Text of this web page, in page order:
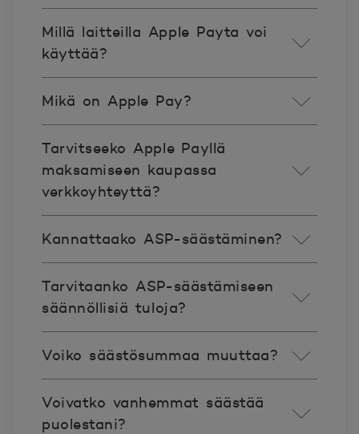
Millä laitteilla Apple Payta voi
käyttää?
Mikä on Apple Pay?​
Tarvitseeko Apple Payllä
maksamiseen kaupassa
verkkoyhteyttä?
Kannattaako ASP-säästäminen?
Tarvitaanko ASP-säästämiseen
säännöllisiä tuloja?
Voiko säästösummaa muuttaa?
Voivatko vanhemmat säästää
puolestani?